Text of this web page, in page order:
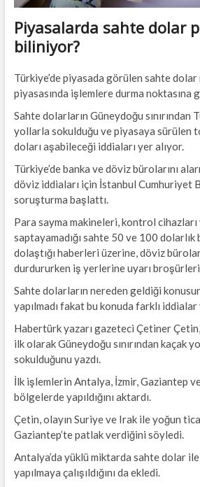
Piyasalarda sahte dolar
biliniyor?
Türkiye’de piyasada görülen sahte
piyasasında işlemlere durma noktasına
Sahte dolarların Güneydoğu sınırından
yollarla sokulduğu ve piyasaya sürülen
doları aşabileceği iddiaları yer alıyor.
Türkiye’de banka ve döviz bürolarını
döviz iddiaları için İstanbul Cumhuriyet
soruşturma başlattı.
Para sayma makineleri, kontrol
saptayamadığı sahte 50 ve 100
dolaştığı haberleri üzerine, döviz
durdururken iş yerlerine uyarı broşürleri
Sahte dolarların nereden geldiği
yapılmadı fakat bu konuda farklı iddialar
Habertürk yazarı gazeteci Çetiner
ilk olarak Güneydoğu sınırından kaçak
sokulduğunu yazdı.
İlk işlemlerin Antalya, İzmir, Gaziantep
bölgelerde yapıldığını aktardı.
Çetin, olayın Suriye ve Irak ile yoğun
Gaziantep’te patlak verdiğini söyledi.
Antalya’da yüklü miktarda sahte dolar ile
yapılmaya çalışıldığını da ekledi.